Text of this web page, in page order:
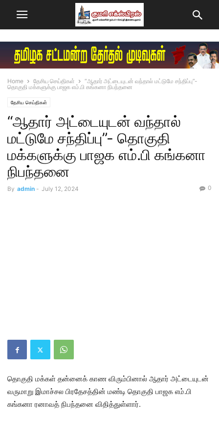
Home தேசிய செய்திகள்
“ஆதார் அட்டையுடன் வந்தால் மட்டுமே சந்திப்பு”-
தொகுதி மக்களுக்கு பாஜக எம்.பி கங்கனா நிபந்தனை
தேசிய செய்திகள்
“ஆதார் அட்டையுடன் வந்தால்
மட்டுமே சந்திப்பு”- தொகுதி
மக்களுக்கு பாஜக எம்.பி கங்கனா
நிபந்தனை
By admin - July 12, 2024 0
தொகுதி மக்கள் தன்னைக் காண விரும்பினால் ஆதார் அட்டையுடன்
வருமாறு இமாச்சல பிரதேசத்தின் மண்டி தொகுதி பாஜக எம்.பி
கங்கனா ரனாவத் நிபந்தனை விதித்துள்ளார்.